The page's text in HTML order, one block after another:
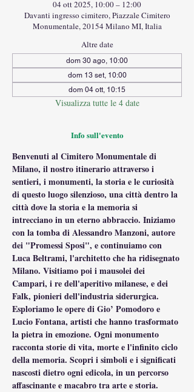
04 ott 2025, 10:00 – 12:00
Davanti ingresso cimitero, Piazzale Cimitero
Monumentale, 20154 Milano MI, Italia
Altre date
dom 30 ago, 10:00
dom 13 set, 10:00
dom 04 ott, 10:15
Visualizza tutte le 4 date
Info sull'evento
Benvenuti al Cimitero Monumentale di
Milano, il nostro itinerario attraverso i
sentieri, i monumenti, la storia e le curiosità
di questo luogo silenzioso, una città dentro la
città dove la storia e la memoria si
intrecciano in un eterno abbraccio. Iniziamo
con la tomba di Alessandro Manzoni, autore
dei "Promessi Sposi", e continuiamo con
Luca Beltrami, l'architetto che ha ridisegnato
Milano. Visitiamo poi i mausolei dei
Campari, i re dell'aperitivo milanese, e dei
Falk, pionieri dell'industria siderurgica.
Esploriamo le opere di Gio’ Pomodoro e
Lucio Fontana, artisti che hanno trasformato
la pietra in emozione. Ogni monumento
racconta storie di vita, morte e l'infinito ciclo
della memoria. Scopri i simboli e i significati
nascosti dietro ogni edicola, in un percorso
affascinante e macabro tra arte e storia.